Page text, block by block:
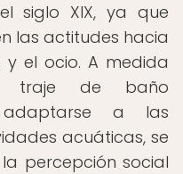
siglo XIX, ya que
las actitudes hacia
y el ocio. A medida
traje de baño
adaptarse a las
acuáticas, se
percepción social